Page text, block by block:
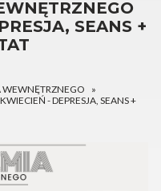
SEANS +
- DEPRESJA, SEANS +